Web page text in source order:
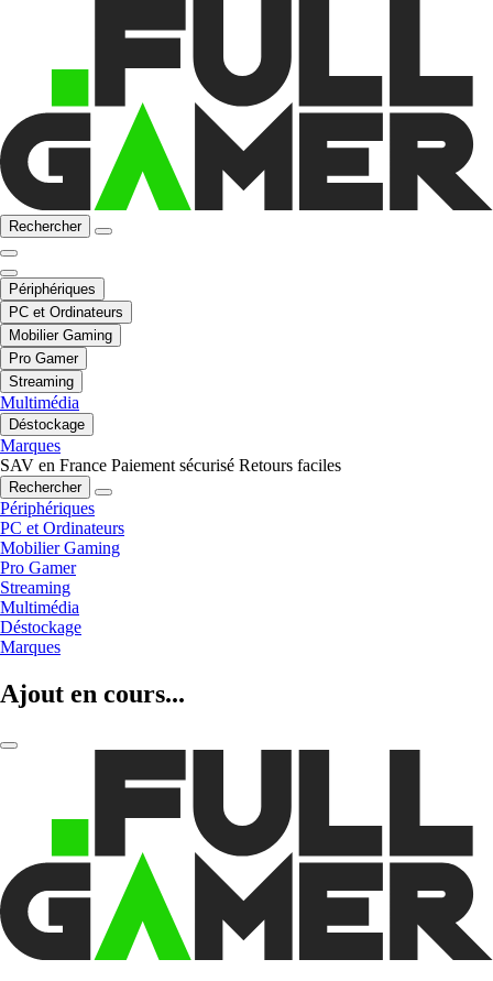
Rechercher
Périphériques
PC et Ordinateurs
Mobilier Gaming
Pro Gamer
Streaming
Multimédia
Déstockage
Marques
SAV en France Paiement sécurisé Retours faciles
Rechercher
Périphériques
PC et Ordinateurs
Mobilier Gaming
Pro Gamer
Streaming
Multimédia
Déstockage
Marques
Ajout en cours...